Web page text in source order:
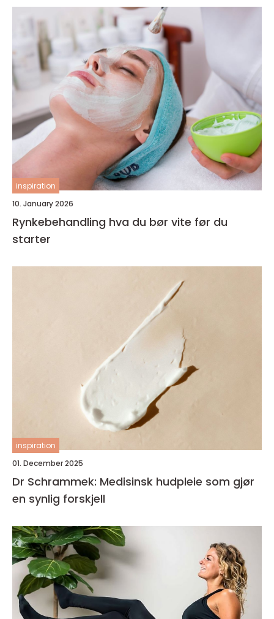
inspiration
10. January 2026
Rynkebehandling hva du bør vite før du
starter
inspiration
01. December 2025
Dr Schrammek: Medisinsk hudpleie som gjør
en synlig forskjell